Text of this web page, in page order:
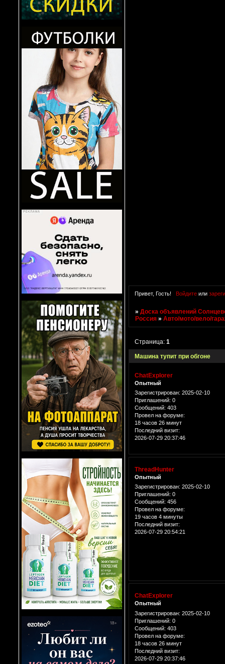
Привет, Гость! Войдитеили
»Доска объявлений
Россия »Авто/мото/вело/
Машина тупит при обгоне
Страница:1
ChatExplorer
Опытный
Зарегистрирован: 2025-02-10
Приглашений: 0
Сообщений: 403
Провел на форуме:
18 часов 26 минут
Последний визит:
2026-07-29 20:37:46
ThreadHunter
Опытный
Зарегистрирован: 2025-02-10
Приглашений: 0
Сообщений: 456
Провел на форуме:
19 часов 4 минуты
Последний визит:
2026-07-29 20:54:21
ChatExplorer
Опытный
Зарегистрирован: 2025-02-10
Приглашений: 0
Сообщений: 403
Провел на форуме:
18 часов 26 минут
Последний визит:
2026-07-29 20:37:46